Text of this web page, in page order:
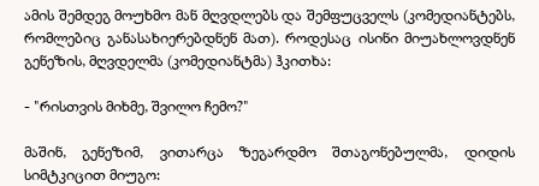
ამის შემდეგ მოუხმო მან მღვდლებს და შემფუცველს (კომედიანტებს,
რომლებიც განასახიერებდნენ მათ). როდესაც ისინი მიუახლოვდნენ
გენეზის, მღვდელმა (კომედიანტმა) ჰკითხა:
- "რისთვის მიხმე, შვილო ჩემო?"
მაშინ, გენეზიმ, ვითარცა ზეგარდმო შთაგონებულმა, დიდის
სიმტკიცით მიუგო: